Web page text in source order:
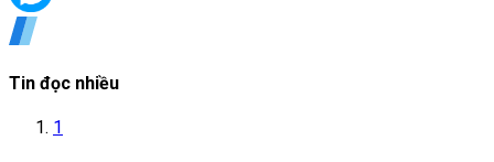
Tin đọc nhiều
1